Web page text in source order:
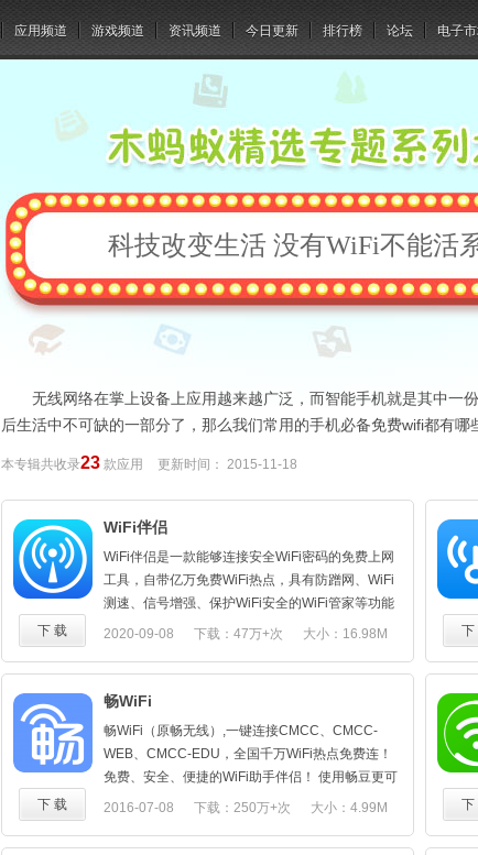
应用频道 游戏频道 资讯频道 今日更新 排行榜 论坛 电子
科技改变生活 没有WiFi不能活
无线网络在掌上设备上应用越来越广泛，而智能手机就是其中一
后生活中不可缺的一部分了，那么我们常用的手机必备免费wifi都有哪
本专辑共收录23 款应用 更新时间： 2015-11-18
WiFi伴侣
WiFi伴侣是一款能够连接安全WiFi密码的免费上网
工具，自带亿万免费WiFi热点，具有防蹭网、WiFi
测速、信号增强、保护WiFi安全的WiFi管家等功能
的安全上网软件。其并非是破解WiFi密码软件，无
APP里向用户提供安全资讯，普及网络安全知识，
提高用户的自我防护能力，同时WiFi管家功能能够
WiFi全面掌握网络连接状态，实时WiFi测速、WiFi
信号监测、WiFi信号增强器，为用户的网络安全做
双重保障。蓝光电影极速看，上网购物，刺激手
游，农药团战，享受抖音在线畅刷。WiFi伴侣助你
告别流量烦恼，安全上网有保障，是你畅游WiFi网
2020-09-08 下载：47万+次 大小：16.98M
下 载 下
畅WiFi
畅WiFi（原畅无线）,一键连接CMCC、CMCC-
WEB、CMCC-EDU，全国千万WiFi热点免费连！
免费、安全、便捷的WiFi助手伴侣！ 使用畅豆更可
以直接兑换流量，移动、联通、电信号码都可马上
入安全公共WiFi】 1、QQ、微信畅聊； 2、浏览朋
2016-07-08 下载：250万+次 大小：4.99M
下 载 下